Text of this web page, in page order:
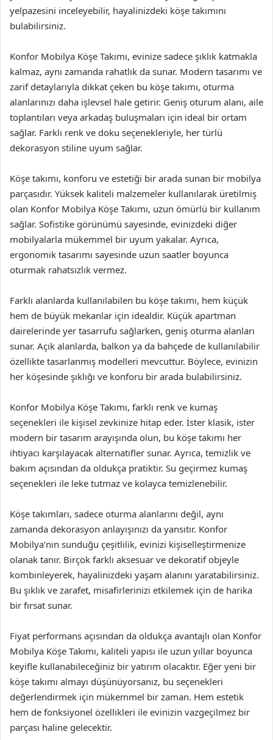
yelpazesini inceleyebilir, hayalinizdeki köşe takımını
bulabilirsiniz.
Konfor Mobilya Köşe Takımı, evinize sadece şıklık katmakla
kalmaz, aynı zamanda rahatlık da sunar. Modern tasarımı ve
zarif detaylarıyla dikkat çeken bu köşe takımı, oturma
alanlarınızı daha işlevsel hale getirir. Geniş oturum alanı, aile
toplantıları veya arkadaş buluşmaları için ideal bir ortam
sağlar. Farklı renk ve doku seçenekleriyle, her türlü
dekorasyon stiline uyum sağlar.
Köşe takımı, konforu ve estetiği bir arada sunan bir mobilya
parçasıdır. Yüksek kaliteli malzemeler kullanılarak üretilmiş
olan Konfor Mobilya Köşe Takımı, uzun ömürlü bir kullanım
sağlar. Sofistike görünümü sayesinde, evinizdeki diğer
mobilyalarla mükemmel bir uyum yakalar. Ayrıca,
ergonomik tasarımı sayesinde uzun saatler boyunca
oturmak rahatsızlık vermez.
Farklı alanlarda kullanılabilen bu köşe takımı, hem küçük
hem de büyük mekanlar için idealdir. Küçük apartman
dairelerinde yer tasarrufu sağlarken, geniş oturma alanları
sunar. Açık alanlarda, balkon ya da bahçede de kullanılabilir
özellikte tasarlanmış modelleri mevcuttur. Böylece, evinizin
her köşesinde şıklığı ve konforu bir arada bulabilirsiniz.
Konfor Mobilya Köşe Takımı, farklı renk ve kumaş
seçenekleri ile kişisel zevkinize hitap eder. İster klasik, ister
modern bir tasarım arayışında olun, bu köşe takımı her
ihtiyacı karşılayacak alternatifler sunar. Ayrıca, temizlik ve
bakım açısından da oldukça pratiktir. Su geçirmez kumaş
seçenekleri ile leke tutmaz ve kolayca temizlenebilir.
Köşe takımları, sadece oturma alanlarını değil, aynı
zamanda dekorasyon anlayışınızı da yansıtır. Konfor
Mobilya’nın sunduğu çeşitlilik, evinizi kişiselleştirmenize
olanak tanır. Birçok farklı aksesuar ve dekoratif objeyle
kombinleyerek, hayalinizdeki yaşam alanını yaratabilirsiniz.
Bu şıklık ve zarafet, misafirlerinizi etkilemek için de harika
bir fırsat sunar.
Fiyat performans açısından da oldukça avantajlı olan Konfor
Mobilya Köşe Takımı, kaliteli yapısı ile uzun yıllar boyunca
keyifle kullanabileceğiniz bir yatırım olacaktır. Eğer yeni bir
köşe takımı almayı düşünüyorsanız, bu seçenekleri
değerlendirmek için mükemmel bir zaman. Hem estetik
hem de fonksiyonel özellikleri ile evinizin vazgeçilmez bir
parçası haline gelecektir.